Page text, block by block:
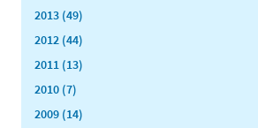
2013 (49)
2012 (44)
2011 (13)
2010 (7)
2009 (14)